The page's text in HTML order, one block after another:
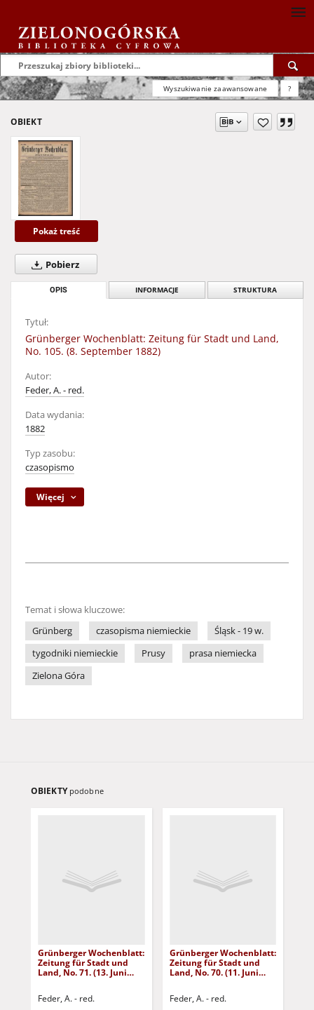
Wyszukiwanie zaawansowane ?
OBIEKT
Pokaż treść
Pobierz
OPIS INFORMACJE STRUKTURA
Tytuł:
Grünberger Wochenblatt: Zeitung für Stadt und Land,
No. 105. (8. September 1882)
Autor:
Feder, A. - red.
Data wydania:
1882
Typ zasobu:
czasopismo
Więcej
Temat i słowa kluczowe:
Grünberg
czasopisma niemieckie
Śląsk - 19 w.
tygodniki niemieckie
Prusy
prasa niemiecka
Zielona Góra
OBIEKTY podobne
Grünberger Wochenblatt:
Zeitung für Stadt und
Land, No. 71. (13. Juni
Feder, A. - red.
Grünberger Wochenblatt:
Zeitung für Stadt und
Land, No. 70. (11. Juni
Feder, A. - red.